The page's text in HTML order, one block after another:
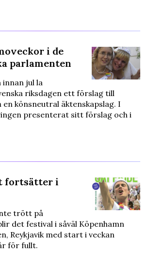
i de
parlamenten
innan jul la
riksdagen ett förslag till
könsneutral äktenskapslag. I
presenterat sitt förslag och i
fortsätter i
trött på
det festival i såväl Köpenhamn
Reykjavik med start i veckan
för fullt.